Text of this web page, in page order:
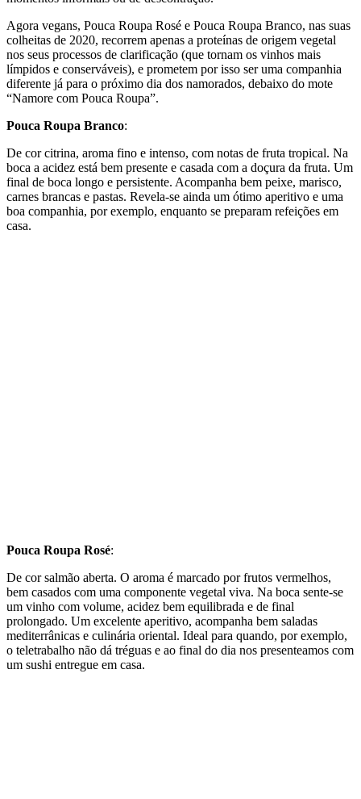
Agora vegans, Pouca Roupa Rosé e Pouca Roupa Branco, nas suas
colheitas de 2020, recorrem apenas a proteínas de origem vegetal
nos seus processos de clarificação (que tornam os vinhos mais
límpidos e conserváveis), e prometem por isso ser uma companhia
diferente já para o próximo dia dos namorados, debaixo do mote
“Namore com Pouca Roupa”.
Pouca Roupa Branco:
De cor citrina, aroma fino e intenso, com notas de fruta tropical. Na
boca a acidez está bem presente e casada com a doçura da fruta. Um
final de boca longo e persistente. Acompanha bem peixe, marisco,
carnes brancas e pastas. Revela-se ainda um ótimo aperitivo e uma
boa companhia, por exemplo, enquanto se preparam refeições em
casa.
Pouca Roupa Rosé:
De cor salmão aberta. O aroma é marcado por frutos vermelhos,
bem casados com uma componente vegetal viva. Na boca sente-se
um vinho com volume, acidez bem equilibrada e de final
prolongado. Um excelente aperitivo, acompanha bem saladas
mediterrânicas e culinária oriental. Ideal para quando, por exemplo,
o teletrabalho não dá tréguas e ao final do dia nos presenteamos com
um sushi entregue em casa.